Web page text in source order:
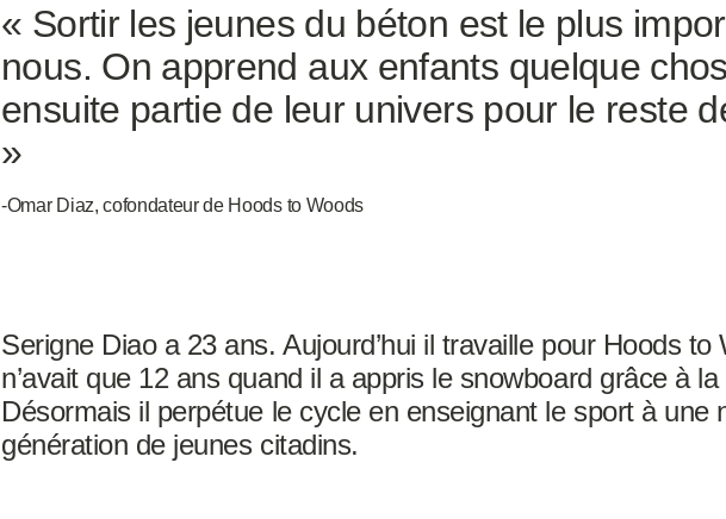
« Sortir les jeunes du béton est le plus
nous. On apprend aux enfants quelque
ensuite partie de leur univers pour le reste
»
-Omar Diaz, cofondateur de Hoods to Woods
Serigne Diao a 23 ans. Aujourd’hui il travaille pour Hoods to
n’avait que 12 ans quand il a appris le snowboard grâce à
Désormais il perpétue le cycle en enseignant le sport à une
génération de jeunes citadins.